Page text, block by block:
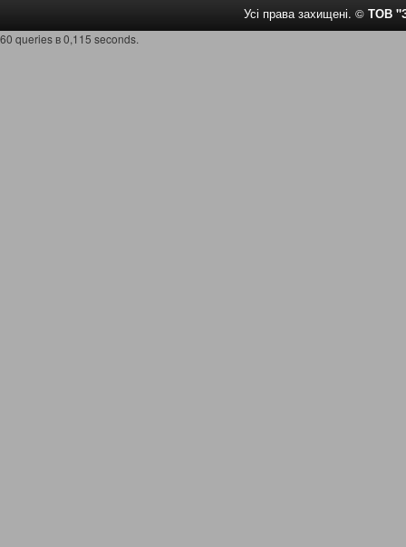
Усі права захищені. © ТОВ
60 queries в 0,115 seconds.